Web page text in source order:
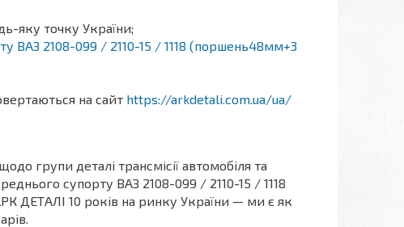
яку точку України;
ВАЗ 2108-099 / 2110-15 / 1118 (поршень48мм+3
на сайт https://arkdetali.com.ua/ua/
групи деталі трансмісії автомобіля та
супорту ВАЗ 2108-099 / 2110-15 / 1118
ДЕТАЛІ 10 років на ринку України — ми є як